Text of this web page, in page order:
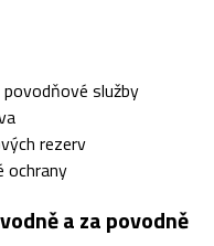
služby
rezerv
ochrany
a za povodně